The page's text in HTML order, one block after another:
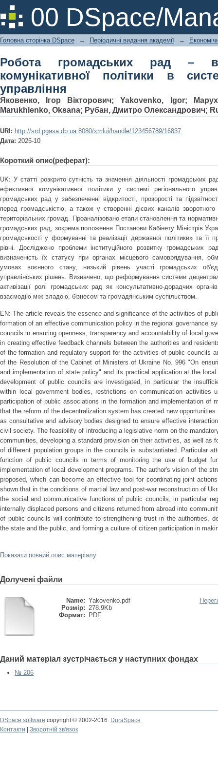
00 DSpace/
Робота громадських рад –
системі регіонального управління
Головна сторінка DSpace → Періодичні видання академії →
Робота громадських рад –
комунікативної політики в
управління
Яковенко, Ігор Вікторович;Yakovenko, Igor;
Marukhlenko, Oksana; Рубан, Дмитро Олександрович;
URI: http://srd.pgasa.dp.ua:8080/xmlui/handle/123456789/16837
Дата: 2025-10
Короткий опис(реферат):
UK: У статті розкрито сутність та значення діяльності громадських
ефективної комунікативної політики у системі регіонального
громадських рад у забезпеченні відкритості, прозорості та
перед громадськістю, а також у створенні дієвих каналів
територіальних громад. Проаналізовано етапи становлення та
громадських рад, зокрема положення Постанови Кабінету Міністрів
громадськості у формуванні та реалізації державної політики» та її
рівні. Досліджено проблеми інституційного розвитку громадських
визначеність їх статусу при органах місцевого самоврядування,
умовах воєнного стану, низький рівень участі громадських
управлінських рішень. Визначено, що реформування системи
активізації ролі громадських рад як консультативно-дорадчих
взаємодію між владою, бізнесом та громадянським суспільством.
EN: The article reveals the essence and significance of the activities of
formation of an effective communication policy in the regional governance
councils in ensuring openness, transparency and accountability of local
in creating effective feedback channels between the authorities and
of the formation and regulatory support for the activities of public councils
of the Resolution of the Cabinet of Ministers of Ukraine No. 996 "On
and implementation of state policy" and its practical application at the
development of public councils are investigated, in particular the
within local government bodies, restrictions on communication activities
participation of public associations in the formation and implementation of
that the reform of the decentralization system has created new
as consultative and advisory bodies designed to ensure effective
civil society. The feasibility of introducing a legislative norm on the
communities, developing a standard provision on their activities, as well as
of different population groups in the councils is substantiated. Particular
function of public councils in terms of monitoring the use of budget
implementation of local development programs. The author's vision of the
proposed, which can become an effective tool for coordinating joint
shown that in the conditions of martial law and post-war reconstruction of
the social and communicative functions of public councils, in particular
internally displaced persons and citizens returned from abroad into
of public councils will contribute to strengthening trust in the authorities,
the state and the public, and forming a culture of citizen participation in
Показати повний опис матеріалу
Долучені файли
Name: Yakovenko.pdf
Розмір: 278.9Kb
Формат:
PDF
Даний матеріал зустрічається у наступних фондах
№ 206
DSpace software copyright © 2002-2016
DuraSpace
Контакти
Зворотній зв'язок